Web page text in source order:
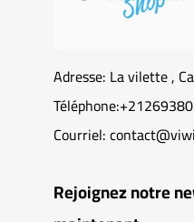
Adresse: La vilette ,
Courriel:
Rejoignez notre